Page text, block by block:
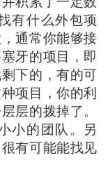
有什么外包项
通常你能够接
牙的项目，即
下的，有的可
项目，你的利
层的拨掉了。
小的团队。另
有可能能找见